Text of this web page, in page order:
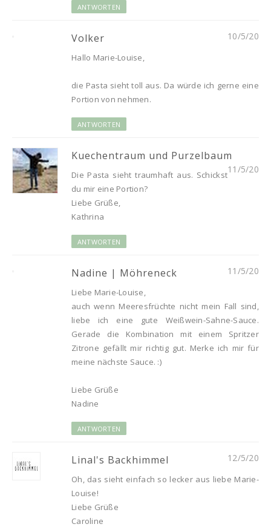
ANTWORTEN
Volker 10/5/20
Hallo Marie-Louise,
die Pasta sieht toll aus. Da würde ich gerne eine
Portion von nehmen.
ANTWORTEN
Kuechentraum und Purzelbaum
11/5/20
Die Pasta sieht traumhaft aus. Schickst
du mir eine Portion?
Liebe Grüße,
Kathrina
ANTWORTEN
Nadine | Möhreneck 11/5/20
Liebe Marie-Louise,
auch wenn Meeresfrüchte nicht mein Fall sind,
liebe ich eine gute Weißwein-Sahne-Sauce.
Gerade die Kombination mit einem Spritzer
Zitrone gefällt mir richtig gut. Merke ich mir für
meine nächste Sauce. :)
Liebe Grüße
Nadine
ANTWORTEN
Linal's Backhimmel 12/5/20
Oh, das sieht einfach so lecker aus liebe Marie-
Louise!
Liebe Grüße
Caroline